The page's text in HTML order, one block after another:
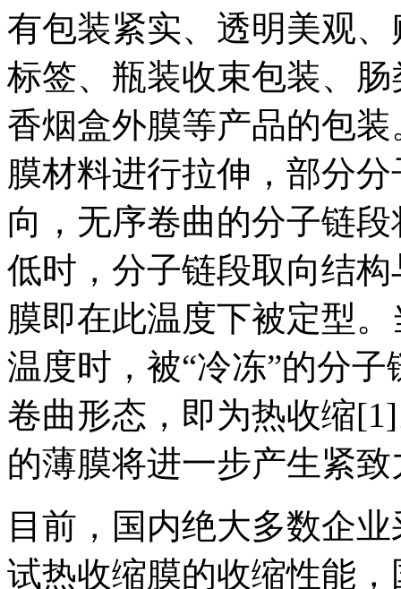
有包装紧实、透明美观
标签、瓶装收束包装、
香烟盒外膜等产品的包
膜材料进行拉伸，部分
向，无序卷曲的分子链
低时，分子链段取向结
膜即在此温度下被定型
温度时，被“冷冻”的分
卷曲形态，即为热收缩
的薄膜将进一步产生紧
目前，国内绝大多数企
试热收缩膜的收缩性能